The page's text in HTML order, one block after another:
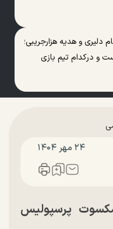
دلیری و هدیه هزارجریبی؛
و درکدام تیم بازی
۲۴ مهر ۱۴۰۴
پرسپولیس